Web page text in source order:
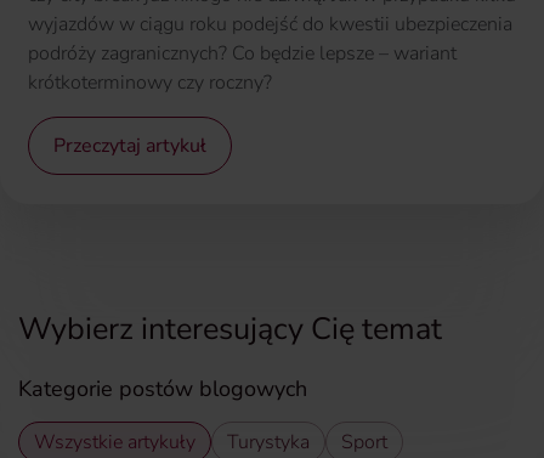
wyjazdów w ciągu roku podejść do kwestii ubezpieczenia
podróży zagranicznych? Co będzie lepsze – wariant
krótkoterminowy czy roczny?
Przeczytaj artykuł
Wybierz interesujący Cię temat
Kategorie postów blogowych
Wszystkie artykuły Turystyka
Sport